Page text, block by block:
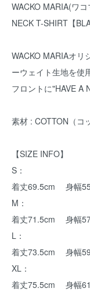
WACKO MARIA(ワ
NECK T-SHIRT【
WACKO MARIAオリ
ーウェイト生地を使
フロントに"HAVE A
素材 : COTTON（コ
【SIZE INFO】
S：
着丈69.5cm 身幅
M：
着丈71.5cm 身幅
L：
着丈73.5cm 身幅
XL：
着丈75.5cm 身幅